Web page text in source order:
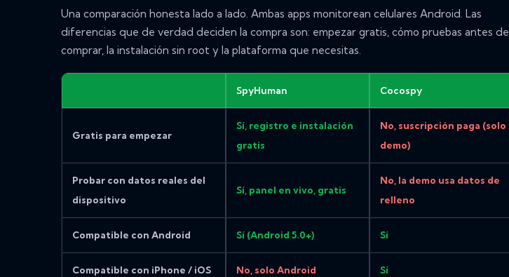
Una comparación honesta lado a lado. Ambas apps monitorean celulares Android. Las
diferencias que de verdad deciden la compra son: empezar gratis, cómo pruebas antes de
comprar, la instalación sin root y la plataforma que necesitas.
SpyHuman Cocospy
Gratis para empezar
Sí, registro e instalación
gratis
No, suscripción paga (solo
demo)
Probar con datos reales del
dispositivo
Sí, panel en vivo, gratis
No, la demo usa datos de
relleno
Compatible con Android Sí (Android 5.0+) Sí
Compatible con iPhone / iOS No, solo Android Sí